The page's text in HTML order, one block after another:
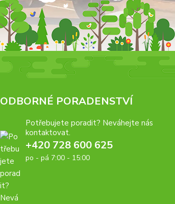
ODBORNÉ PORADENSTVÍ
Potřebujete poradit? Neváhejte nás
kontaktovat.
+420 728 600 625
po - pá 7:00 - 15:00